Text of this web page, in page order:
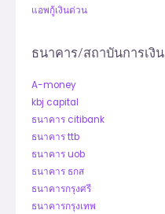
แอพกู้เงินด่วน
ธนาคาร/สถาบันการเงิน
A-money
kbj capital
ธนาคาร citibank
ธนาคาร ttb
ธนาคาร uob
ธนาคาร ธกส
ธนาคารกรุงศรี
ธนาคารกรุงเทพ